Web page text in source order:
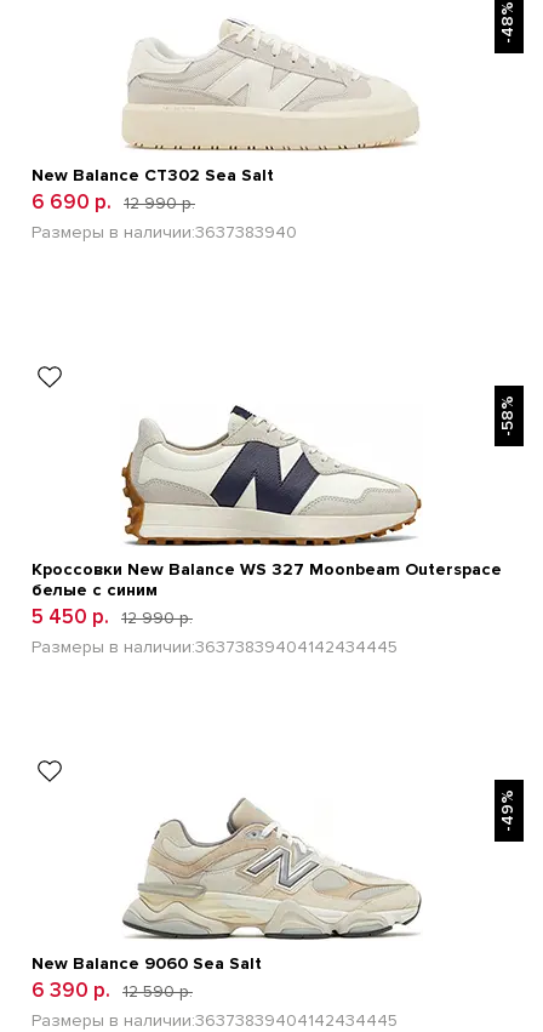
-48%
New Balance CT302 Sea Salt
6 690 р.
12 990 р.
Размеры в наличии:3637383940
-58%
Кроссовки New Balance WS 327 Moonbeam Outerspace
белые с синим
5 450 р.
12 990 р.
Размеры в наличии:36373839404142434445
-49%
New Balance 9060 Sea Salt
6 390 р.
12 590 р.
Размеры в наличии:36373839404142434445